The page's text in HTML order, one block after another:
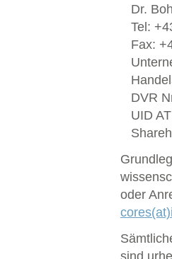
Dr.
Tel:
Fax:
DVR
UID
oder
sind